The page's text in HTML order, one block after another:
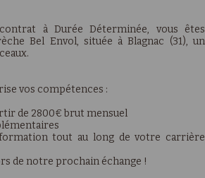
à Durée Déterminée, vous êtes
Bel Envol, située à Blagnac (31), un
vos compétences :
de 2800€ brut mensuel
tout au long de votre carrière
de notre prochain échange !